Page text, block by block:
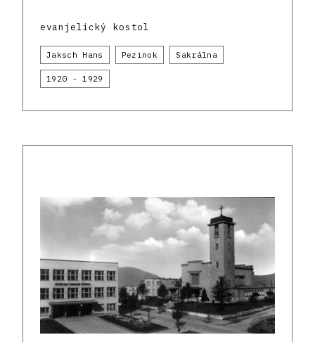
evanjelický kostol
Jaksch Hans Pezinok Sakrálna
1920 - 1929